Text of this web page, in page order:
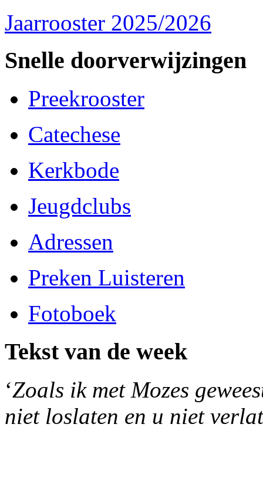
Jaarrooster 2025/2026
Snelle doorverwijzingen
Preekrooster
Catechese
Kerkbode
Jeugdclubs
Adressen
Preken Luisteren
Fotoboek
Tekst van de week
‘Zoals ik met Mozes
niet loslaten en u niet